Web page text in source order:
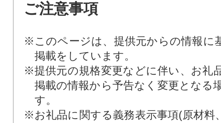
ご注意事項
※このページは、提供元からの情報に
掲載をしています。
※提供元の規格変更などに伴い、お礼
掲載の情報から予告なく変更となる
す。
※お礼品に関する義務表示事項(原材料